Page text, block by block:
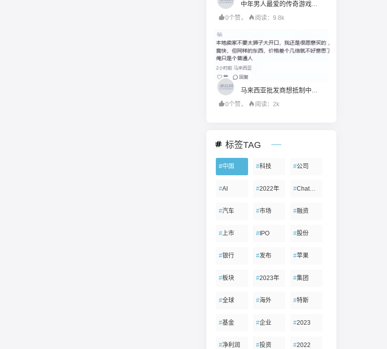
中年男人最爱的传奇游戏，还是太赚钱了
0个赞，
阅读：9.8k
马来西亚批发商想抵制中国电商，消费者先急了
0个赞，
阅读：2k
标签TAG
#中国 #科技 #公司
#AI #2022年 #ChatGPT
#汽车 #市场 #融资
#上市 #IPO #股份
#银行 #发布 #苹果
#板块 #2023年 #集团
#全球 #海外 #特斯
#基金 #企业 #2023
#净利润 #投资 #2022